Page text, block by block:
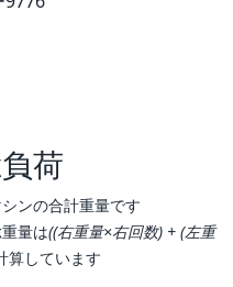
荷
ンの合計重量です
量は((右重量×右回数) + (左重
算しています